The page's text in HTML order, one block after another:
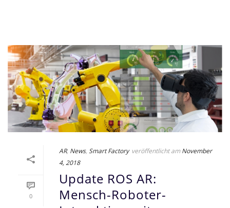
0
AR, News, Smart Factory veröffentlicht am November
4, 2018
Update ROS AR:
Mensch-Roboter-